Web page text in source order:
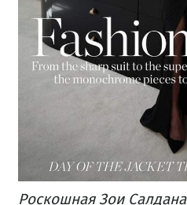
Роскошная Зои Салдана